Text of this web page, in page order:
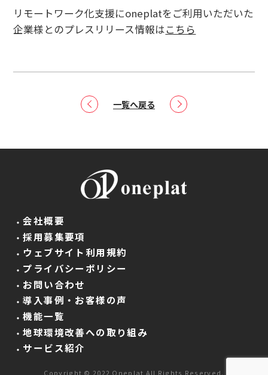
リモートワーク化支援にoneplatをご利用いただいた
企業様とのプレスリリース情報はこちら
一覧へ戻る
会社概要
採用募集要項
ウェブサイト利用規約
プライバシーポリシー
お問い合わせ
導入事例・お客様の声
機能一覧
地球環境改善への取り組み
サービス紹介
Copyright © 2022 Oneplat All Rights Reserved.